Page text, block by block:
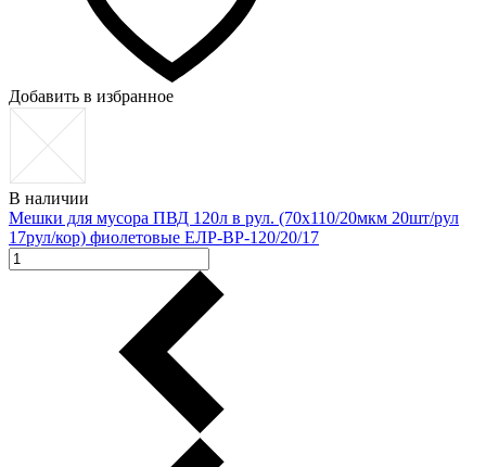
Добавить в избранное
В наличии
Мешки для мусора ПВД 120л в рул. (70х110/20мкм 20шт/рул
17рул/кор) фиолетовые ЕЛР-ВР-120/20/17